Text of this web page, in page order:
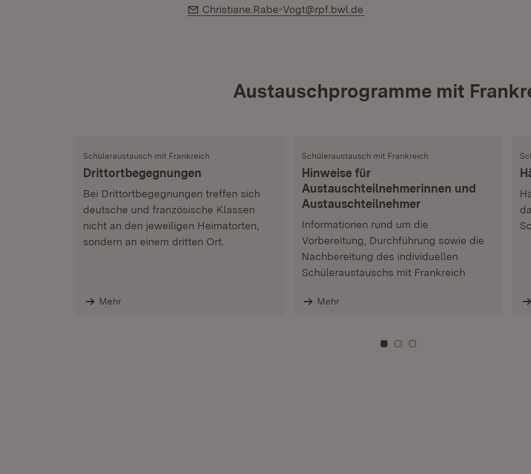
E-Mail:
Christiane.Rabe-Vogt@rpf.bwl.de
Austauschprogramme mit
Schüleraustausch mit Frankreich
Drittortbegegnungen
Bei Drittortbegegnungen treffen sich
deutsche und französische Klassen
nicht an den jeweiligen Heimatorten,
sondern an einem dritten Ort.
Mehr
Schüleraustausch mit Frankreich
Hinweise für
Austauschteilnehmerinnen und
Austauschteilnehmer
Informationen rund um die
Vorbereitung, Durchführung sowie die
Nachbereitung des individuellen
Schüleraustauschs mit Frankreich
Mehr
Zu Kachel: 0
Zu Kachel: 3
Zu Kachel: 6